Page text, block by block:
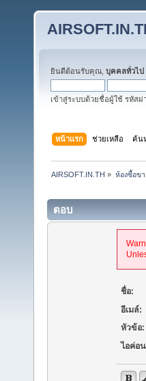
ยินดีต้อนรับคุณ, บุคคลทั่วไป
เข้าสู่ระบบด้วยชื่อผู้ใช้ รหัสผ่
หน้าแรก ช่วยเหลือ ค้น
AIRSOFT.IN.TH » ห้องซื้อขา
ตอบ
ชื่อ:
อีเมล์:
หัวข้อ:
ไอค่อ